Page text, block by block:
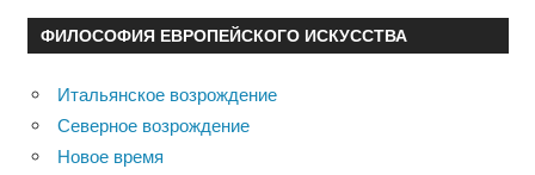
ФИЛОСОФИЯ ЕВРОПЕЙСКОГО ИСКУССТВА
Итальянское возрождение
Северное возрождение
Новое время